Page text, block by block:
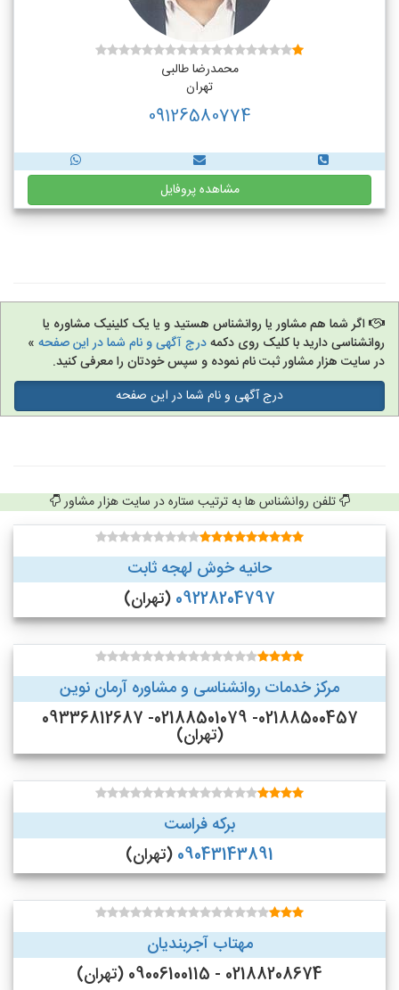
محمدرضا طالبی
تهران
09126580774
مشاهده پروفایل
اگر شما هم مشاور یا روانشناس هستید و یا یک کلینیک مشاوره یا
روانشناسی دارید با کلیک روی دکمهدرج آگهی و نام شما در این صفحه »
در سایت هزار مشاور ثبت نام نموده و سپس خودتان را معرفی کنید.
درج آگهی و نام شما در این صفحه
تلفن روانشناس ها به ترتیب ستاره در سایت هزار مشاور
حانیه خوش لهجه ثابت
09228204797 (تهران)
مرکز خدمات روانشناسی و مشاوره آرمان نوین
02188500457- 02188501079- 09336812687
(تهران)
برکه فراست
09043143891 (تهران)
مهتاب آجربندیان
02188208674 - 09006100115 (تهران)